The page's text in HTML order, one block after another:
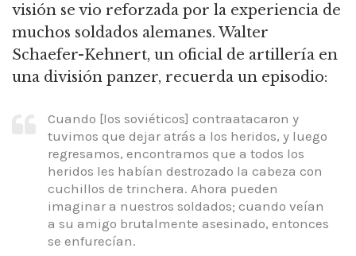
visión se vio reforzada por la experiencia de
muchos soldados alemanes.Walter
Schaefer-Kehnert, un oficial de artillería en
una división panzer, recuerda un episodio:
Cuando [los soviéticos] contraatacaron y
tuvimos que dejar atrás a los heridos, y luego
regresamos, encontramos que a todos los
heridos les habían destrozado la cabeza con
cuchillos de trinchera. Ahora pueden
imaginar a nuestros soldados; cuando veían
a su amigo brutalmente asesinado, entonces
se enfurecían.